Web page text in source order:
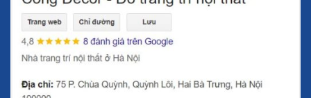
Trong phong thủy, hình bán nguyệt mang biểu tượng của
sự trọn vẹn và hoàn hảo. Hình dáng của bán nguyệt không
chỉ tượng trưng cho sự hòa hợp mà còn là một dấu hiệu
kim trong thiết kế tượng tạo ra sự hài hòa về mặt phong